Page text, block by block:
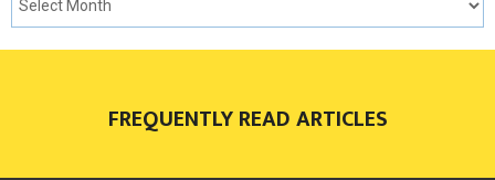
FREQUENTLY READ ARTICLES